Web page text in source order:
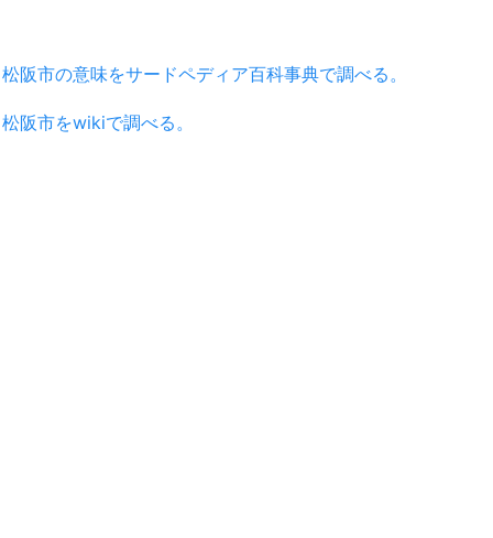
松阪市の意味をサードペディア百科事典で調べる。
松阪市をwikiで調べる。